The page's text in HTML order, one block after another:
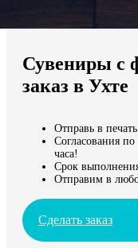
Мы доставляем по
Продолжить без города
Сувениры с
заказ в Ухте
Отправь в
Согласования
часа!
Срок
Отправим в
Сделать заказ